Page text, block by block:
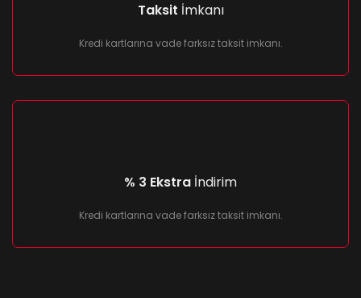
Taksit İmkanı
Kredi kartlarına vade farksız taksit imkanı.
% 3 Ekstra İndirim
Kredi kartlarına vade farksız taksit imkanı.